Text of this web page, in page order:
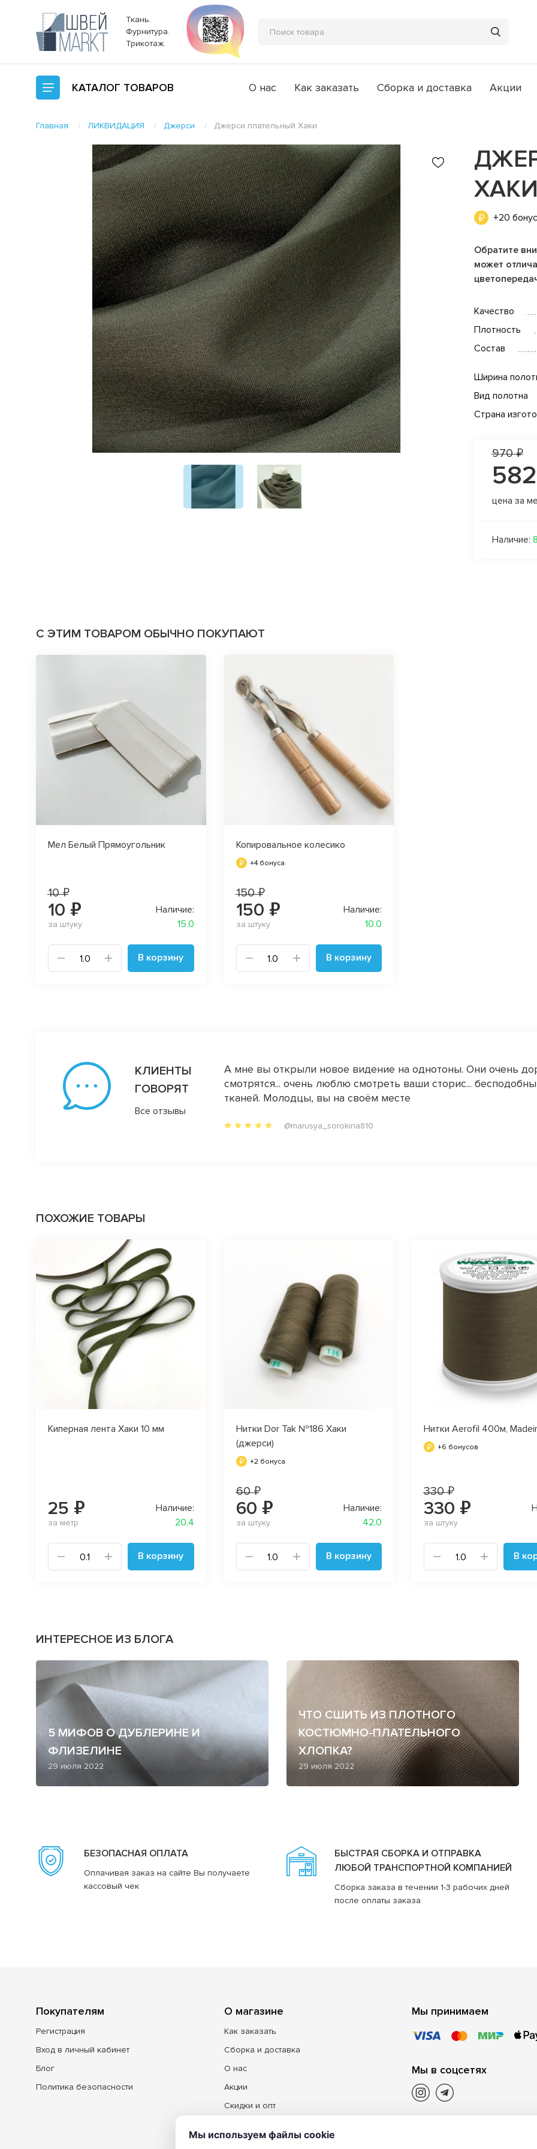
Ткань.
Фурнитура.
Трикотаж.
КАТАЛОГ ТОВАРОВ О нас Как заказать Сборка и доставка Акции
Главная ЛИКВИДАЦИЯ Джерси Джерси плательный Хаки
+20
Обратите
может
Качество
Плотность
Состав
Ширина
Вид полотна
Страна
970 ₽
цена за
Наличие:
С ЭТИМ ТОВАРОМ ОБЫЧНО ПОКУПАЮТ
Мел Белый Прямоугольник
10 ₽
10 ₽
за штуку
Наличие:
15.0
В корзину
Копировальное колесико
+4 бонуса
150 ₽
150 ₽
за штуку
Наличие:
10.0
В корзину
КЛИЕНТЫ
ГОВОРЯТ
Все отзывы
тканей, спасибо посылочку, всё
А мне вы открыли новое видение на однотоны. Они очень
смотрятся... очень люблю смотреть ваши сторис...
тканей. Молодцы, вы на своём месте
@marusya_sorokina810
ПОХОЖИЕ ТОВАРЫ
Киперная лента Хаки 10 мм
25 ₽
за метр
Наличие:
20.4
В корзину
Нитки Dor Tak №186 Хаки
(джерси)
+2 бонуса
60 ₽
60 ₽
за штуку
Наличие:
42.0
В корзину
Нитки Aerofil 400м,
+6 бонусов
330 ₽
330 ₽
за штуку
В
ИНТЕРЕСНОЕ ИЗ БЛОГА
5 МИФОВ О ДУБЛЕРИНЕ И
ФЛИЗЕЛИНЕ
29 июля 2022
ЧТО СШИТЬ ИЗ ПЛОТНОГО
КОСТЮМНО-ПЛАТЕЛЬНОГО
ХЛОПКА?
29 июля 2022
БЕЗОПАСНАЯ ОПЛАТА
Оплачивая заказ на сайте Вы получаете
кассовый чек
БЫСТРАЯ СБОРКА И ОТПРАВКА
ЛЮБОЙ ТРАНСПОРТНОЙ КОМПАНИЕЙ
Сборка заказа в течении 1-3 рабочих дней
после оплаты заказа
Покупателям
Регистрация
Вход в личный кабинет
Блог
Политика безопасности
О магазине
Как заказать
Сборка и доставка
О нас
Акции
Скидки и опт
Мы принимаем
Мы в соцсетях
Мы используем файлы cookie